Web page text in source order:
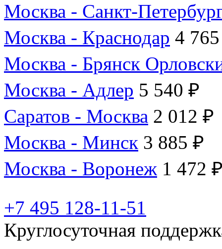
Москва - Санкт-
Москва - Краснодар 4
Москва - Брянск
Москва - Адлер 5 540 ₽
Саратов - Москва 2 012 ₽
Москва - Минск 3 885 ₽
Москва - Воронеж 1 472
+7 495 128-11-51
Круглосуточная